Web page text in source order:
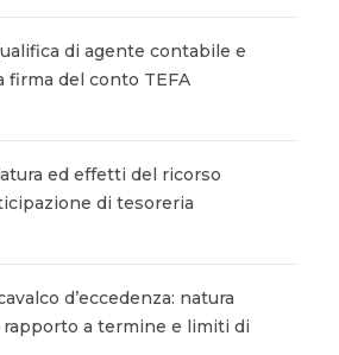
di agente contabile e
firma del conto TEFA
ed effetti del ricorso
di tesoreria
d’eccedenza: natura
a termine e limiti di